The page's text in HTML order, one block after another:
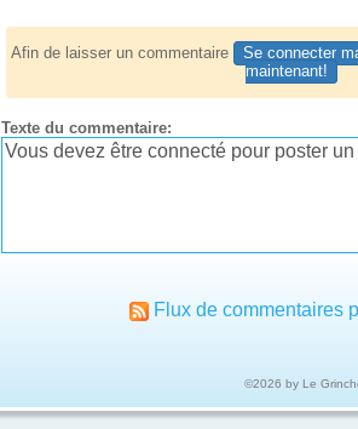
Afin de laisser un commentaire
Se connecter
maintenant!
Texte du commentaire:
Flux de commentaires
©2026 by Le